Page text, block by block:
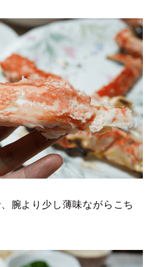
腕より少し薄味ながらこち